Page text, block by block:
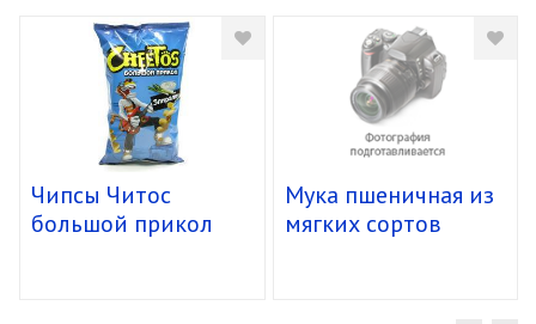
Чипсы Читос
большой прикол
Мука пшеничная из
мягких сортов